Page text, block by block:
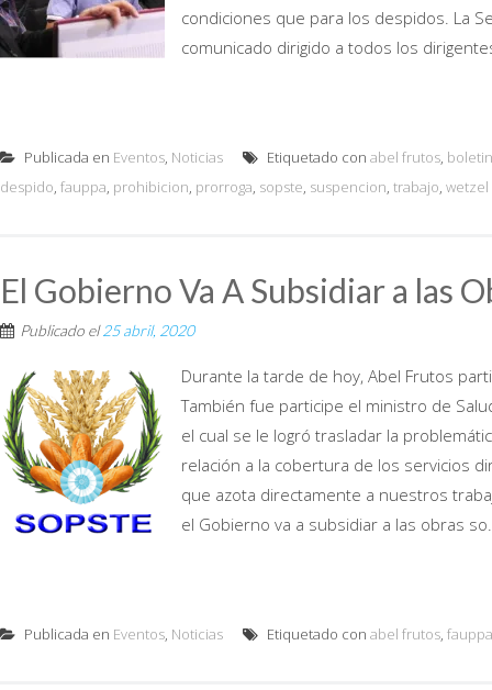
condiciones que para los despidos. La
comunicado dirigido a todos los
Publicada en Eventos, Noticias Etiquetado con abel frutos,
despido, fauppa, prohibicion, prorroga, sopste, suspencion, trabajo, wetzel
El Gobierno Va A Subsidiar a las
Publicado el25 abril, 2020
Durante la tarde de hoy, Abel Frutos
También fue participe el ministro de
el cual se le logró trasladar la
relación a la cobertura de los servicios
que azota directamente a nuestros
el Gobierno va a subsidiar a las obras
Publicada en Eventos, Noticias Etiquetado con abel frutos, fauppa